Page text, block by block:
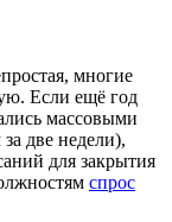
многие
Если ещё год
массовыми
две недели),
для закрытия
спрос